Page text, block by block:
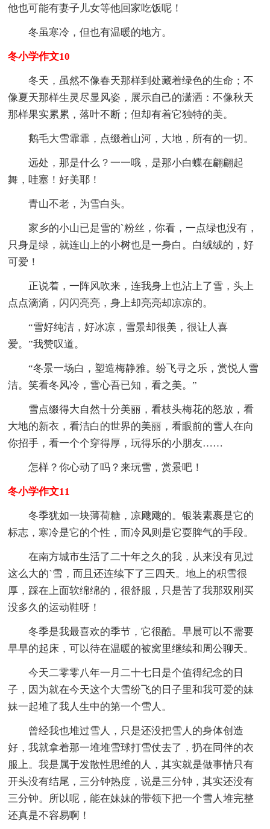
他也可能有妻子儿女等他回家吃饭呢！
冬虽寒冷，但也有温暖的地方。
冬小学作文10
冬天，虽然不像春天那样到处藏着绿色的生命；不
像夏天那样生灵尽显风姿，展示自己的潇洒：不像秋天
那样果实累累，落叶不断；但却有着它独特的美。
鹅毛大雪霏霏，点缀着山河，大地，所有的一切。
远处，那是什么？一一哦，是那小白蝶在翩翩起
舞，哇塞！好美耶！
青山不老，为雪白头。
家乡的小山已是雪的`粉丝，你看，一点绿也没有，
只身是绿，就连山上的小树也是一身白。白绒绒的，好
可爱！
正说着，一阵风吹来，连我身上也沾上了雪，头上
点点滴滴，闪闪亮亮，身上却亮亮却凉凉的。
“雪好纯洁，好冰凉，雪景却很美，很让人喜
爱。”我赞叹道。
“冬景一场白，塑造梅静雅。纷飞寻之乐，赏悦人雪
洁。笑看冬风冷，雪心吾已知，看之美。”
雪点缀得大自然十分美丽，看枝头梅花的怒放，看
大地的新衣，看洁白的世界的美丽，看眼前的雪人在向
你招手，看一个个穿得厚，玩得乐的小朋友……
怎样？你心动了吗？来玩雪，赏景吧！
冬小学作文11
冬季犹如一块薄荷糖，凉飕飕的。银装素裹是它的
标志，寒冷是它的个性，而冷风则是它耍脾气的手段。
在南方城市生活了二十年之久的我，从来没有见过
这么大的`雪，而且还连续下了三四天。地上的积雪很
厚，踩在上面软绵绵的，很舒服，只是苦了我那双刚买
没多久的运动鞋呀！
冬季是我最喜欢的季节，它很酷。早晨可以不需要
早早的起床，可以待在温暖的被窝里继续和周公聊天。
今天二零零八年一月二十七日是个值得纪念的日
子，因为就在今天这个大雪纷飞的日子里和我可爱的妹
妹一起堆了我人生中的第一个雪人。
曾经我也堆过雪人，只是还没把雪人的身体创造
好，我就拿着那一堆堆雪球打雪仗去了，扔在同伴的衣
服上。我是属于发散性思维的人，其实就是做事情只有
开头没有结尾，三分钟热度，说是三分钟，其实还没有
三分钟。所以呢，能在妹妹的带领下把一个雪人堆完整
还真是不容易啊！